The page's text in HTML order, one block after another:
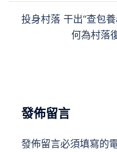
投身村落 干出“查包
何為村落
發佈留言
發佈留言必須填寫的